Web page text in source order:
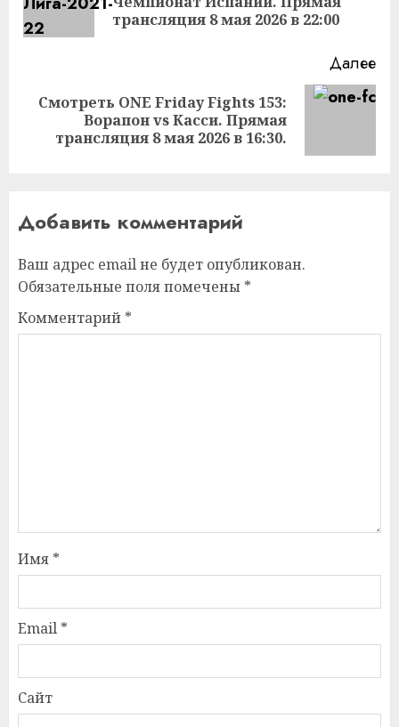
трансляция 8 мая 2026 в 22:00
Далее
Следующая
запись:
Смотреть ONE Friday Fights 153:
Ворапон vs Касси. Прямая
трансляция 8 мая 2026 в 16:30.
Добавить комментарий
Ваш адрес email не будет опубликован.
Обязательные поля помечены *
Комментарий *
Имя *
Email *
Сайт